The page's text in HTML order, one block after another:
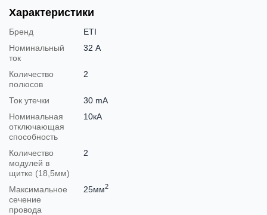
Характеристики
Бренд
ETI
Номинальный
ток
32 А
Количество
полюсов
2
Ток утечки
30 mA
Номинальная
отключающая
способность
10кА
Количество
модулей в
щитке (18,5мм)
2
Максимальное
сечение
провода
25мм2